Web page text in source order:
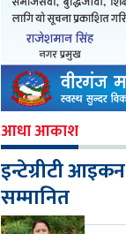
आधा आकाश
इन्टेग्रीटी
सम्मानित